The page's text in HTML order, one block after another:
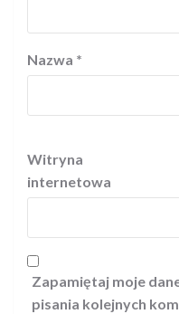
Nazwa *
Witryna
internetowa
Zapamiętaj moje
pisania kolejnych